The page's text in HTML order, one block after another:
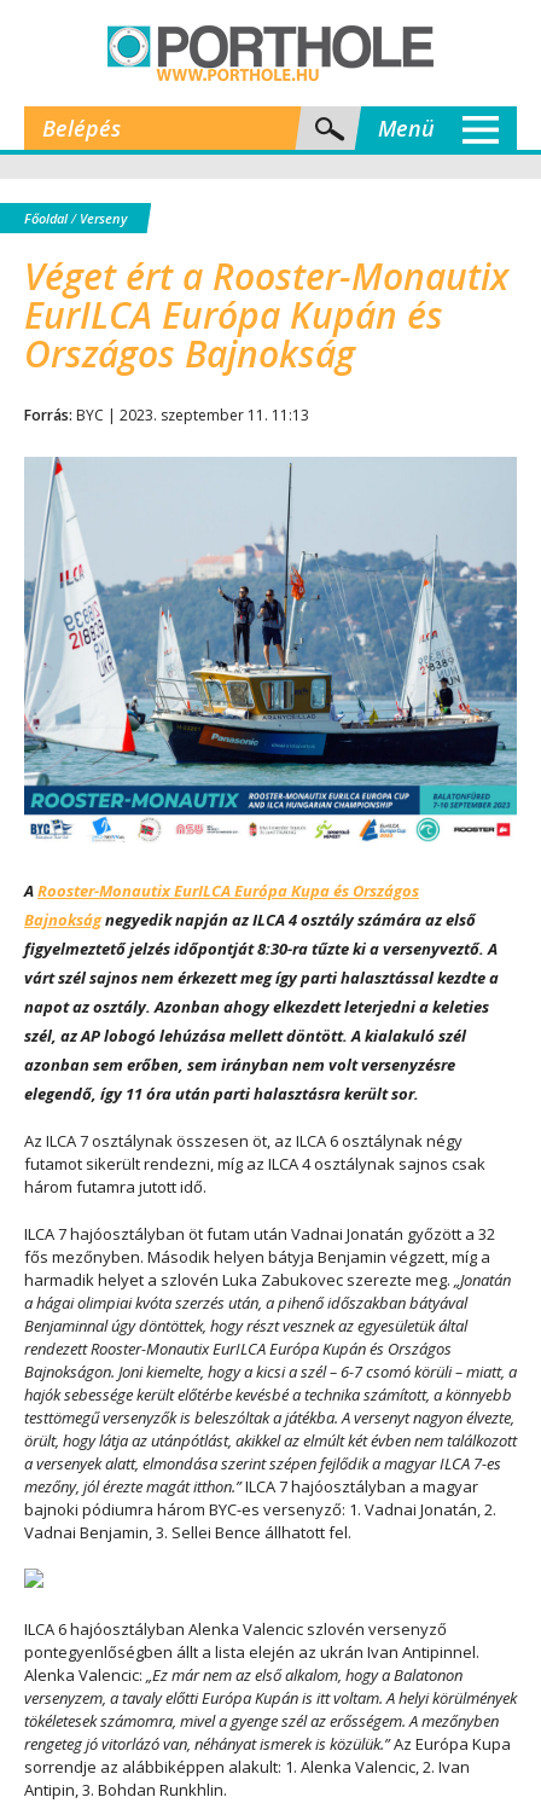
Belépés Menü
Főoldal/ Verseny
Véget ért a Rooster-Monautix
EurILCA Európa Kupán és
Országos Bajnokság
Forrás: BYC | 2023. szeptember 11. 11:13
ARooster-Monautix EurILCA Európa Kupa és Országos
Bajnokságnegyedik napján az ILCA 4 osztály számára az első
figyelmeztető jelzés időpontját 8:30-ra tűzte ki a versenyveztő. A
várt szél sajnos nem érkezett meg így parti halasztással kezdte a
napot az osztály. Azonban ahogy elkezdett leterjedni a keleties
szél, az AP lobogó lehúzása mellett döntött. A kialakuló szél
azonban sem erőben, sem irányban nem volt versenyzésre
elegendő, így 11 óra után parti halasztásra került sor.
Az ILCA 7 osztálynak összesen öt, az ILCA 6 osztálynak négy
futamot sikerült rendezni, míg az ILCA 4 osztálynak sajnos csak
három futamra jutott idő.
ILCA 7 hajóosztályban öt futam után Vadnai Jonatán győzött a 32
fős mezőnyben. Második helyen bátyja Benjamin végzett, míg a
harmadik helyet a szlovén Luka Zabukovec szerezte meg. „Jonatán
a hágai olimpiai kvóta szerzés után, a pihenő időszakban bátyával
Benjaminnal úgy döntöttek, hogy részt vesznek az egyesületük által
rendezett Rooster-Monautix EurILCA Európa Kupán és Országos
Bajnokságon. Joni kiemelte, hogy a kicsi a szél – 6-7 csomó körüli – miatt, a
hajók sebessége került előtérbe kevésbé a technika számított, a könnyebb
testtömegű versenyzők is beleszóltak a játékba. A versenyt nagyon élvezte,
örült, hogy látja az utánpótlást, akikkel az elmúlt két évben nem találkozott
a versenyek alatt, elmondása szerint szépen fejlődik a magyar ILCA 7-es
mezőny, jól érezte magát itthon.”ILCA 7 hajóosztályban a magyar
bajnoki pódiumra három BYC-es versenyző: 1. Vadnai Jonatán, 2.
Vadnai Benjamin, 3. Sellei Bence állhatott fel.
ILCA 6 hajóosztályban Alenka Valencic szlovén versenyző
pontegyenlőségben állt a lista elején az ukrán Ivan Antipinnel.
Alenka Valencic: „Ez már nem az első alkalom, hogy a Balatonon
versenyzem, a tavaly előtti Európa Kupán is itt voltam. A helyi körülmények
tökéletesek számomra, mivel a gyenge szél az erősségem. A mezőnyben
rengeteg jó vitorlázó van, néhányat ismerek is közülük.”Az Európa Kupa
sorrendje az alábbiképpen alakult: 1. Alenka Valencic, 2. Ivan
Antipin, 3. Bohdan Runkhlin.